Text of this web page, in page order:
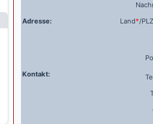
Adresse:
Land*/PLZ
Kontakt: